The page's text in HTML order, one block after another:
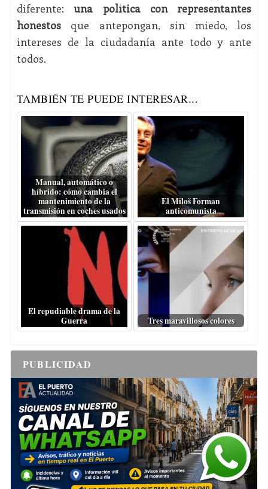
diferente:una política con representantes
honestosque antepongan, sin miedo, los
intereses de la ciudadanía ante todo y ante
todos.
TAMBIÉN TE PUEDE INTERESAR...
Manual, automático o
híbrido: cómo cambia el
mantenimiento de la
transmisión en coches usados
El Miloš Forman
anticomunista
El repudiable drama de la
Guerra
Tres maravillosos colores
PUBLICIDAD